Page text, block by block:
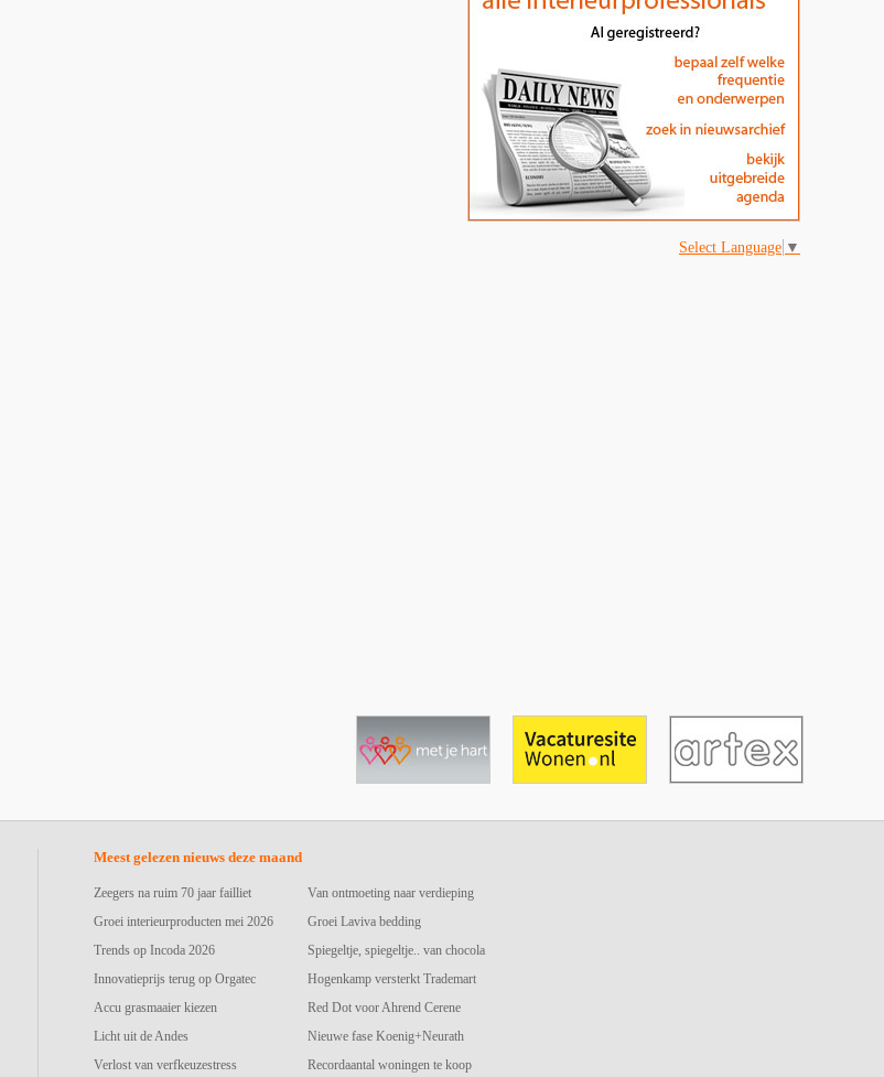
Select Language ▼
Meest gelezen nieuws deze maand
Zeegers na ruim 70 jaar failliet
Groei interieurproducten mei 2026
Trends op Incoda 2026
Innovatieprijs terug op Orgatec
Accu grasmaaier kiezen
Licht uit de Andes
Verlost van verfkeuzestress
Van ontmoeting naar verdieping
Groei Laviva bedding
Spiegeltje, spiegeltje.. van chocola
Hogenkamp versterkt Trademart
Red Dot voor Ahrend Cerene
Nieuwe fase Koenig+Neurath
Recordaantal woningen te koop